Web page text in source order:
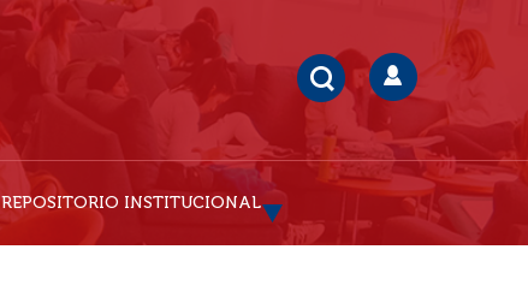
REPOSITORIO INSTITUCIONAL